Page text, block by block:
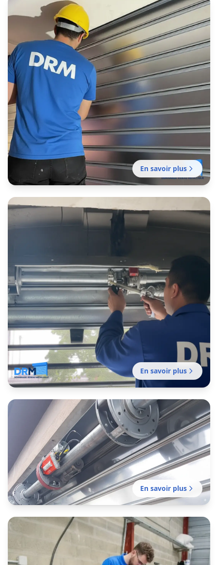
Dépannage rideau métallique
Beaucaire
intra‑muros, des remparts aux zones d’activité
périphériques.
En savoir plus
Entretien rideau métallique
Beaucaire
Contrats d’entretien de rideaux métalliques
pensés pour le rythme réel des commerces
d’Avignon et des zones d’activité du Vaucluse.
En savoir plus
Motorisation rideau métallique
Beaucaire
Motorisation et remplacement de moteurs de
En savoir plus